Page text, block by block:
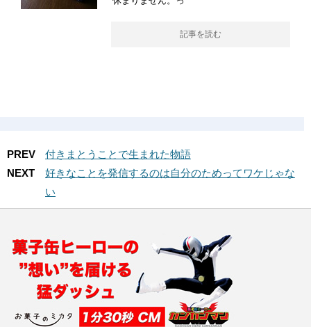
記事を読む
PREV
付きまとうことで生まれた物語
NEXT
好きなことを発信するのは自分のためってワケじゃな
い